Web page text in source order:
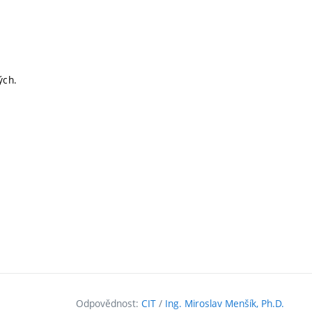
Odpovědnost: CIT / Ing. Miroslav Menšík, Ph.D.